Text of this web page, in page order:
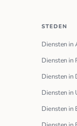
STEDEN
Diensten in
Diensten in
Diensten in
Diensten in
Diensten in